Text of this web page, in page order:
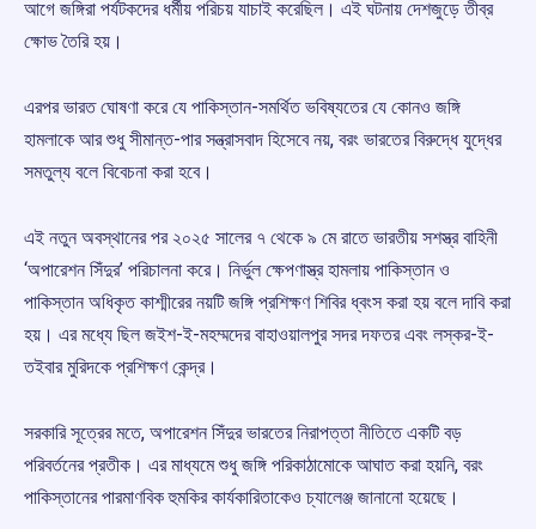
আগে জঙ্গিরা পর্যটকদের ধর্মীয় পরিচয় যাচাই করেছিল। এই ঘটনায় দেশজুড়ে তীব্র
ক্ষোভ তৈরি হয়।
এরপর ভারত ঘোষণা করে যে পাকিস্তান-সমর্থিত ভবিষ্যতের যে কোনও জঙ্গি
হামলাকে আর শুধু সীমান্ত-পার সন্ত্রাসবাদ হিসেবে নয়, বরং ভারতের বিরুদ্ধে যুদ্ধের
সমতুল্য বলে বিবেচনা করা হবে।
এই নতুন অবস্থানের পর ২০২৫ সালের ৭ থেকে ৯ মে রাতে ভারতীয় সশস্ত্র বাহিনী
‘অপারেশন সিঁদুর’ পরিচালনা করে। নির্ভুল ক্ষেপণাস্ত্র হামলায় পাকিস্তান ও
পাকিস্তান অধিকৃত কাশ্মীরের নয়টি জঙ্গি প্রশিক্ষণ শিবির ধ্বংস করা হয় বলে দাবি করা
হয়। এর মধ্যে ছিল জইশ-ই-মহম্মদের বাহাওয়ালপুর সদর দফতর এবং লস্কর-ই-
তইবার মুরিদকে প্রশিক্ষণ কেন্দ্র।
সরকারি সূত্রের মতে, অপারেশন সিঁদুর ভারতের নিরাপত্তা নীতিতে একটি বড়
পরিবর্তনের প্রতীক। এর মাধ্যমে শুধু জঙ্গি পরিকাঠামোকে আঘাত করা হয়নি, বরং
পাকিস্তানের পারমাণবিক হুমকির কার্যকারিতাকেও চ্যালেঞ্জ জানানো হয়েছে।